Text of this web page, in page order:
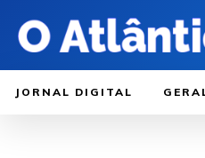
JORNAL DIGITAL